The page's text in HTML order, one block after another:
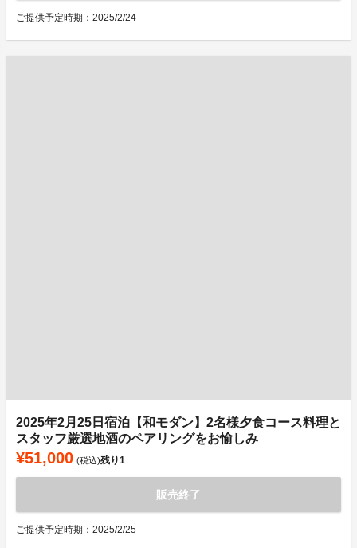
ご提供予定時期：2025/2/24
2025年2月25日宿泊【和モダン】2名様夕食コース料理と
スタッフ厳選地酒のペアリングをお愉しみ
¥51,000 (税込)残り1
販売終了
ご提供予定時期：2025/2/25